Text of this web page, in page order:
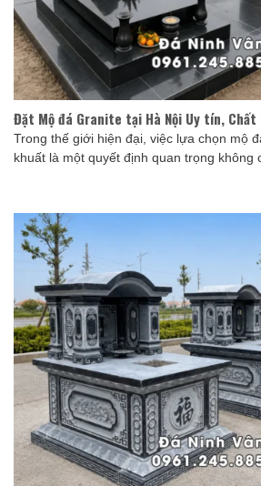
Đặt Mộ đá Granite tại Hà Nội Uy tín, Chất
Trong thế giới hiện đại, việc lựa chọn mộ
khuất là một quyết định quan trọng không